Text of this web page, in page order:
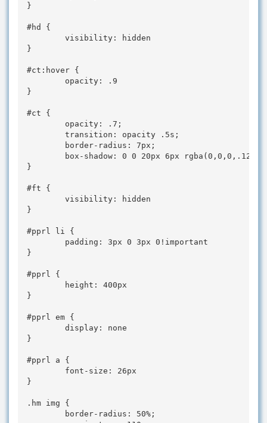
}
#hd {
        visibility: hidden
}
#ct:hover {
        opacity: .9
}
#ct {
        opacity: .7;
        transition: opacity .5s;
        border-radius: 7px;
box-shadow: 0 0 20px 6px
}
#ft {
        visibility: hidden
}
#pprl li {
        padding: 3px 0 3px 0!important
}
#pprl {
        height: 400px
}
#pprl em {
        display: none
}
#pprl a {
        font-size: 26px
}
.hm img {
        border-radius: 50%;